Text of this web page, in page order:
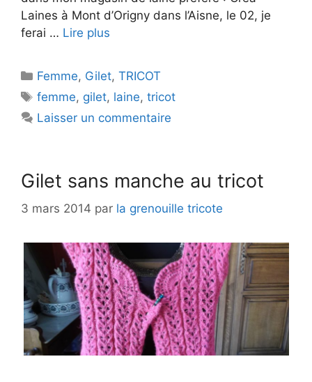
Laines à Mont d’Origny dans l’Aisne, le 02, je
ferai … Lire plus
Catégories
Femme, Gilet,TRICOT
Étiquettes
femme, gilet, laine,tricot
Laisser un commentaire
Gilet sans manche au tricot
3 mars 2014 par la grenouille tricote